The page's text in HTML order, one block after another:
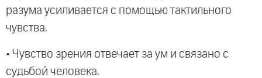
разума усиливается с помощью тактильного
чувства.
• Чувство зрения отвечает за ум и связано с
судьбой человека.